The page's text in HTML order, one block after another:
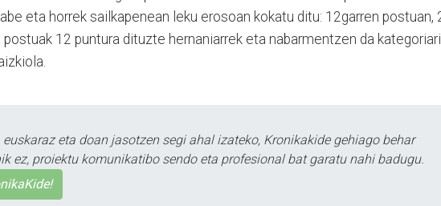
eta horrek sailkapenean leku erosoan kokatu ditu: 12garren postuan,
12 puntura dituzte hernaniarrek eta nabarmentzen da kategoriari
euskaraz eta doan jasotzen segi ahal izateko, Kronikakide gehiago behar
ez, proiektu komunikatibo sendo eta profesional bat garatu nahi badugu.